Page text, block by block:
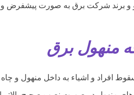
شرکت برق به صورت پیشفرض وجود
منهول برق
افراد و اشیاء به داخل منهول و